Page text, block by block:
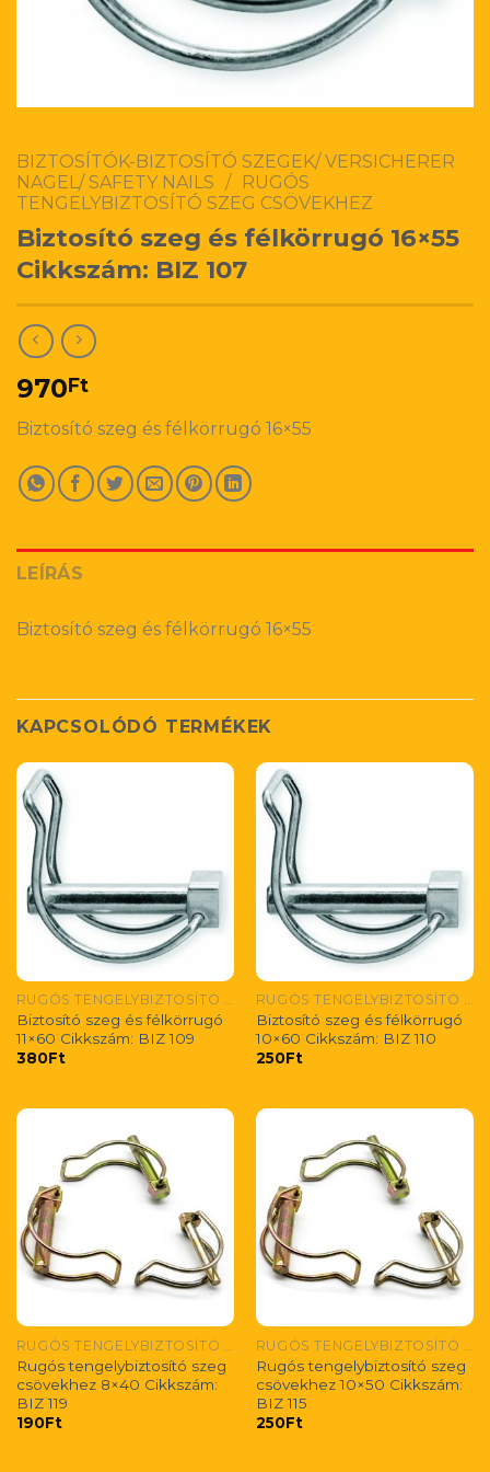
BIZTOSÍTÓK-BIZTOSÍTÓ SZEGEK/ VERSICHERER
NAGEL/ SAFETY NAILS
/
RUGÓS
TENGELYBIZTOSÍTÓ SZEG CSÖVEKHEZ
Biztosító szeg és félkörrugó 16×55
Cikkszám: BIZ 107
970Ft
Biztosító szeg és félkörrugó 16×55
LEÍRÁS
Biztosító szeg és félkörrugó 16×55
KAPCSOLÓDÓ TERMÉKEK
RUGÓS TENGELYBIZTOSÍTÓ SZEG CSÖVEKHEZ
Biztosító szeg és félkörrugó
11×60 Cikkszám: BIZ 109
380Ft
RUGÓS TENGELYBIZTOSÍTÓ SZEG CSÖVEKHEZ
Biztosító szeg és félkörrugó
10×60 Cikkszám: BIZ 110
250Ft
RUGÓS TENGELYBIZTOSÍTÓ SZEG CSÖVEKHEZ
Rugós tengelybiztosító szeg
csövekhez 8×40 Cikkszám:
BIZ 119
190Ft
RUGÓS TENGELYBIZTOSÍTÓ SZEG CSÖVEKHEZ
Rugós tengelybiztosító szeg
csövekhez 10×50 Cikkszám:
BIZ 115
250Ft